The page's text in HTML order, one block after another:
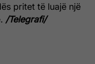
pritet të luajë një
/Telegrafi/